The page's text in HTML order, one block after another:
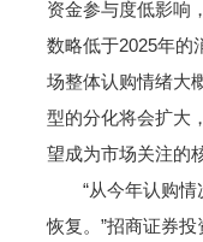
资金参与度低影响
数略低于2025年的
场整体认购情绪大
型的分化将会扩大
望成为市场关注的
“从今年认购
恢复。”招商证券